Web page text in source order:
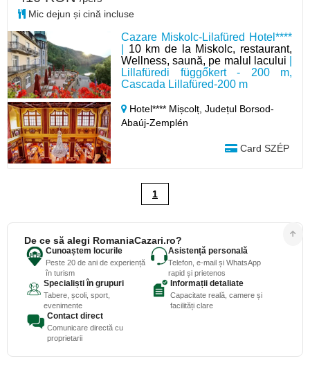
Cazare Miskolc-Lilafüred Hotel****
10 km de la Miskolc, restaurant,
Wellness, saună, pe malul lacului
Lillafüredi függőkert - 200 m,
Cascada Lillafüred-200 m
Hotel**** Mișcolț,Județul Borsod-
Abaúj-Zemplén
Card SZÉP
Mic dejun și cină incluse
1
De ce să alegi RomaniaCazari.ro?
Cunoaștem locurile
Peste 20 de ani de experiență
în turism
Asistență personală
Telefon, e-mail și WhatsApp
rapid și prietenos
Specialiști în grupuri
Tabere, școli, sport,
evenimente
Informații detaliate
Capacitate reală, camere și
facilități clare
Contact direct
Comunicare directă cu
proprietarii